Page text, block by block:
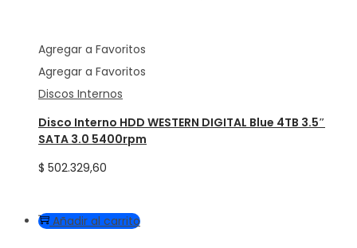
Agregar a Favoritos
Agregar a Favoritos
Discos Internos
Disco Interno HDD WESTERN DIGITAL Blue 4TB 3.5″
SATA 3.0 5400rpm
$ 502.329,60
Añadir al carrito